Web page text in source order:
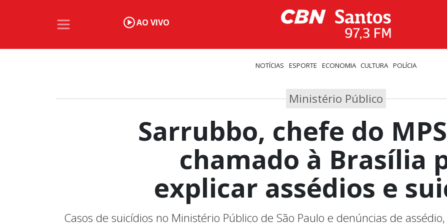
AO VIVO
NOTÍCIAS ESPORTE ECONOMIA CULTURA POLÍCIA
Ministério Público
Sarrubbo, chefe do
chamado à Brasília
explicar assédios e
Casos de suicídios no Ministério Público de São Paulo e denúncias de